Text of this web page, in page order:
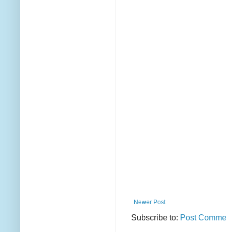
Newer Post
Subscribe to: Post